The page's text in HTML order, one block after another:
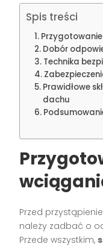
Spis treści
Dobór
Technika
Prawidłowe
dachu
Przed
należy zadbać o
Przede wszystkim,